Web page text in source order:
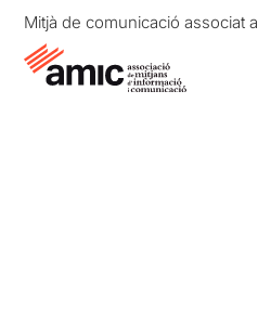
Mitjà de comunicació associat a